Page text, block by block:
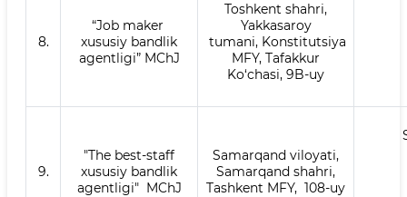
8.
“Job maker
xususiy bandlik
agentligi” MChJ
Toshkent shahri,
Yakkasaroy
tumani, Konstitutsiya
MFY, Tafakkur
Ko‘chasi, 9B-uy
9.
"The best-staff
xususiy bandlik
agentligi" MChJ
Samarqand viloyati,
Samarqand shahri,
Tashkent MFY, 108-uy